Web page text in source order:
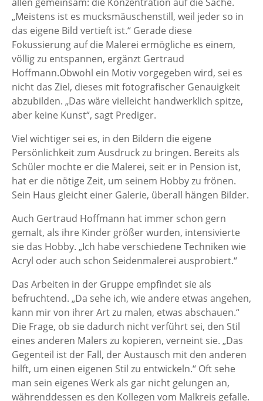
„Meistens ist es mucksmäuschenstill, weil jeder so in
das eigene Bild vertieft ist.“ Gerade diese
Fokussierung auf die Malerei ermögliche es einem,
völlig zu entspannen, ergänzt Gertraud
Hoffmann.Obwohl ein Motiv vorgegeben wird, sei es
nicht das Ziel, dieses mit fotografischer Genauigkeit
abzubilden. „Das wäre vielleicht handwerklich spitze,
aber keine Kunst“, sagt Prediger.
Viel wichtiger sei es, in den Bildern die eigene
Persönlichkeit zum Ausdruck zu bringen. Bereits als
Schüler mochte er die Malerei, seit er in Pension ist,
hat er die nötige Zeit, um seinem Hobby zu frönen.
Sein Haus gleicht einer Galerie, überall hängen Bilder.
Auch Gertraud Hoffmann hat immer schon gern
gemalt, als ihre Kinder größer wurden, intensivierte
sie das Hobby. „Ich habe verschiedene Techniken wie
Acryl oder auch schon Seidenmalerei ausprobiert.“
Das Arbeiten in der Gruppe empfindet sie als
befruchtend. „Da sehe ich, wie andere etwas angehen,
kann mir von ihrer Art zu malen, etwas abschauen.“
Die Frage, ob sie dadurch nicht verführt sei, den Stil
eines anderen Malers zu kopieren, verneint sie. „Das
Gegenteil ist der Fall, der Austausch mit den anderen
hilft, um einen eigenen Stil zu entwickeln.“ Oft sehe
man sein eigenes Werk als gar nicht gelungen an,
währenddessen es den Kollegen vom Malkreis gefalle.